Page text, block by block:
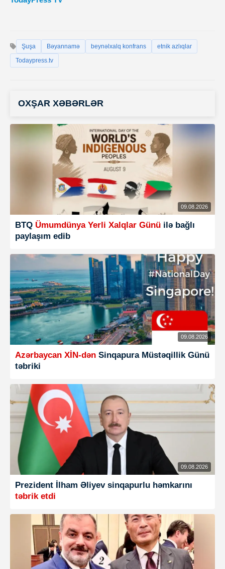
Şuşa Bəyannamə beynəlxalq konfrans
etnik azlıqlar
Todaypress.tv
OXŞAR XƏBƏRLƏR
09.08.2026
BTQ Ümumdünya Yerli Xalqlar Günü ilə bağlı
paylaşım edib
09.08.2026
Azərbaycan XİN-dən Sinqapura Müstəqillik Günü
təbriki
09.08.2026
Prezident İlham Əliyev sinqapurlu həmkarını
təbrik etdi